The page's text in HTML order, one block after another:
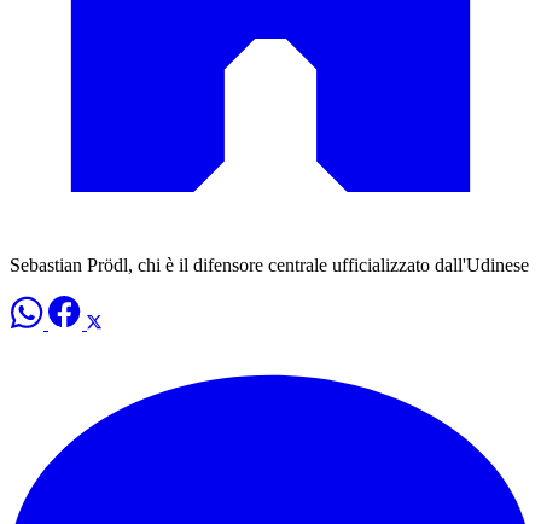
Sebastian Prödl, chi è il difensore centrale ufficializzato dall'Udinese